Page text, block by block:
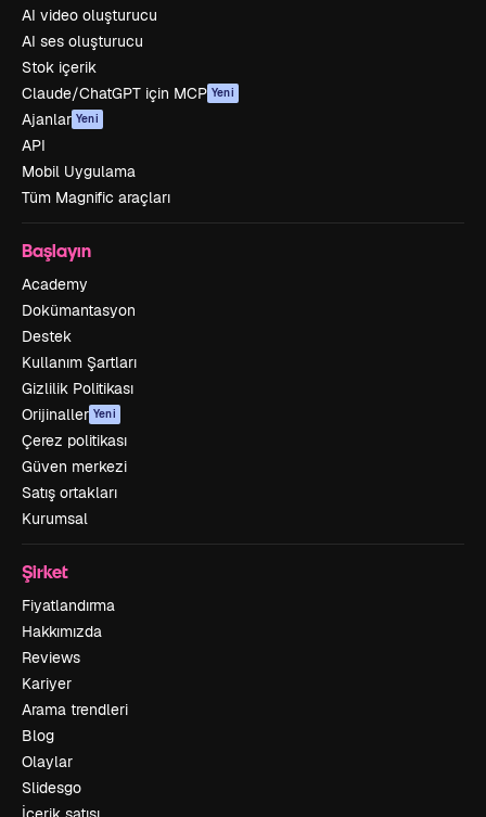
AI video oluşturucu
AI ses oluşturucu
Stok içerik
Claude/ChatGPT için MCP Yeni
Ajanlar Yeni
API
Mobil Uygulama
Tüm Magnific araçları
Başlayın
Academy
Dokümantasyon
Destek
Kullanım Şartları
Gizlilik Politikası
Orijinaller Yeni
Çerez politikası
Güven merkezi
Satış ortakları
Kurumsal
Şirket
Fiyatlandırma
Hakkımızda
Reviews
Kariyer
Arama trendleri
Blog
Olaylar
Slidesgo